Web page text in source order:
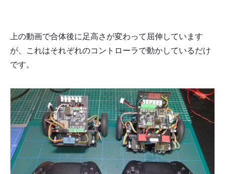
上の動画で合体後に足高さが変わって屈伸しています
が、これはそれぞれのコントローラで動かしているだけ
です。